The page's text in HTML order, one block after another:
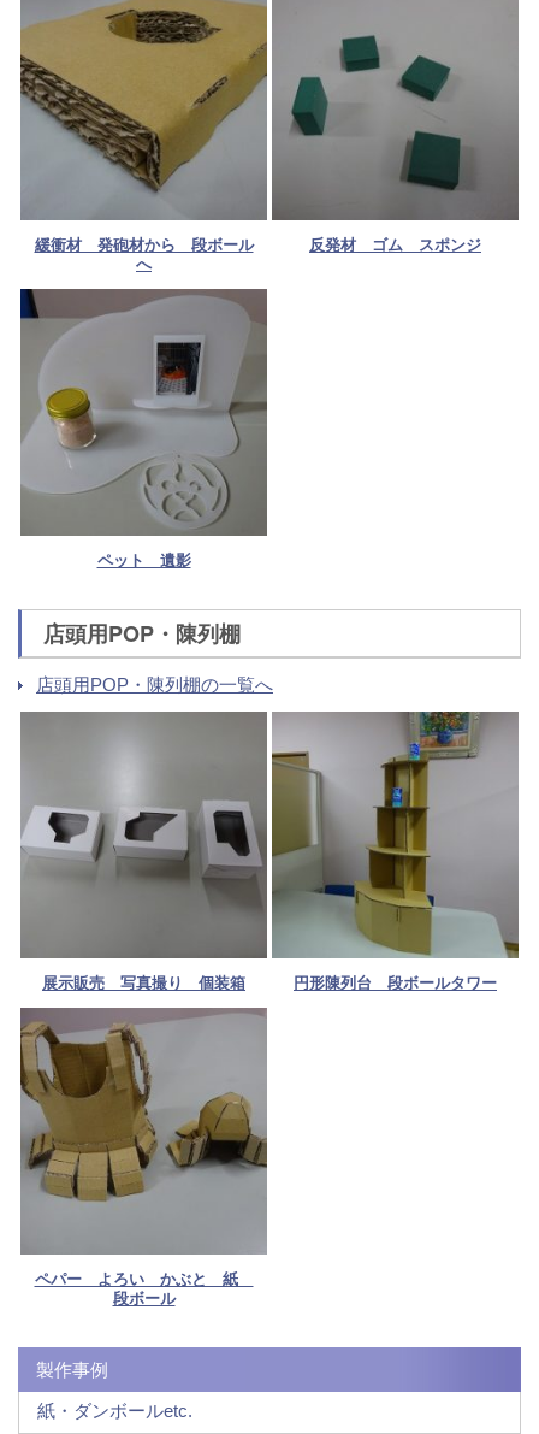
緩衝材 発砲材から 段ボール
へ
反発材 ゴム スポンジ
ペット 遺影
店頭用POP・陳列棚
店頭用POP・陳列棚の一覧へ
展示販売 写真撮り 個装箱 円形陳列台 段ボールタワー
ペパー よろい かぶと 紙
段ボール
製作事例
紙・ダンボールetc.